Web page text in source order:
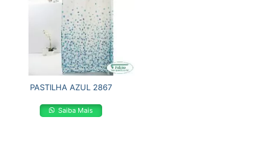
PASTILHA AZUL 2867
Saiba Mais